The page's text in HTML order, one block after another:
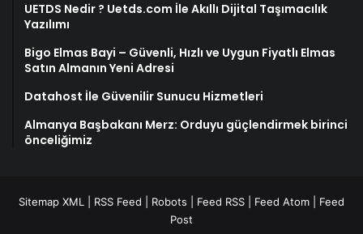
UETDS Nedir ? Uetds.com İle Akıllı Dijital Taşımacılık
Yazılımı
Bigo Elmas Bayi – Güvenli, Hızlı ve Uygun Fiyatlı Elmas
Satın Almanın Yeni Adresi
Datahost İle Güvenilir Sunucu Hizmetleri
Almanya Başbakanı Merz: Orduyu güçlendirmek birinci
önceliğimiz
Sitemap XML RSS Feed Robots Feed RSS Feed Atom
Feed
Post